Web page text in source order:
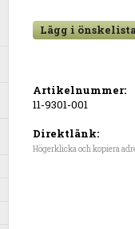
Lägg i
Artikelnummer:
11-9301-001
Direktlänk:
Högerklicka och kopiera